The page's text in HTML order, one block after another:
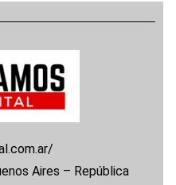
Aires – República